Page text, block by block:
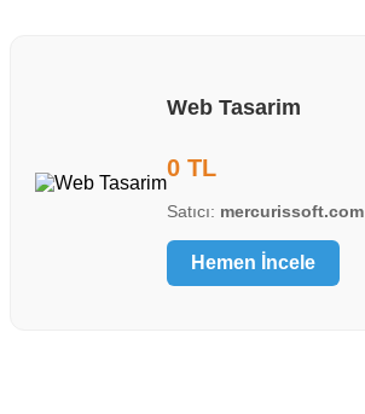
Web Tasarim
0 TL
Satıcı: mercurissoft.com
Hemen İncele